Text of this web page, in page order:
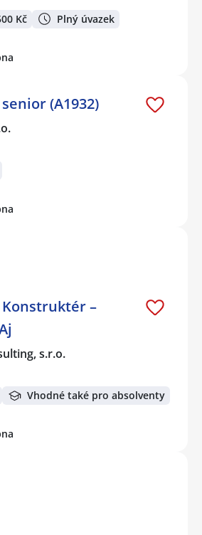
Kč Plný úvazek
(A1932)
–
s.r.o.
Vhodné také pro absolventy